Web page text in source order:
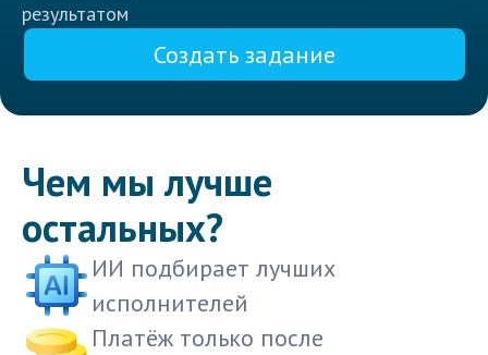
результатом
Создать задание
Чем мы лучше
остальных?
ИИ подбирает лучших
исполнителей
Платёж только после